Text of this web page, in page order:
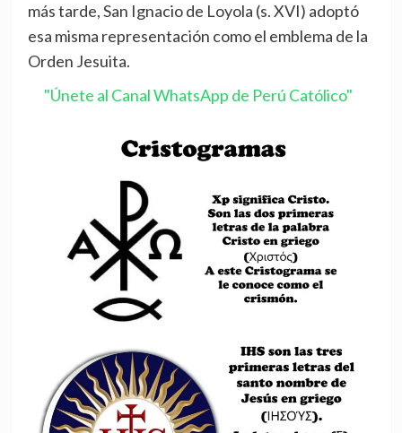
más tarde, San Ignacio de Loyola (s. XVI) adoptó
esa misma representación como el emblema de la
Orden Jesuita.
"Únete al Canal WhatsApp de Perú Católico"